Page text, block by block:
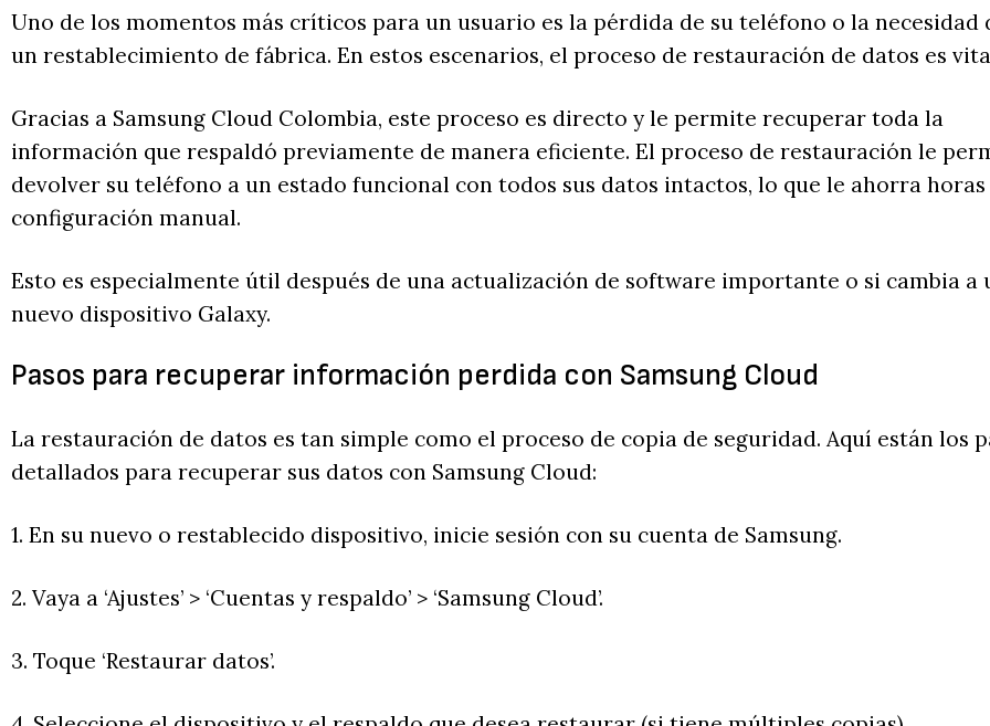
Uno de los momentos más críticos para un usuario es la pérdida de su teléfono o la necesidad
un restablecimiento de fábrica. En estos escenarios, el proceso de restauración de datos es
Gracias a Samsung Cloud Colombia, este proceso es directo y le permite recuperar toda la
información que respaldó previamente de manera eficiente. El proceso de restauración le
devolver su teléfono a un estado funcional con todos sus datos intactos, lo que le ahorra horas
configuración manual.
Esto es especialmente útil después de una actualización de software importante o si cambia a
nuevo dispositivo Galaxy.
Pasos para recuperar información perdida con Samsung Cloud
La restauración de datos es tan simple como el proceso de copia de seguridad. Aquí están los
detallados para recuperar sus datos con Samsung Cloud:
1. En su nuevo o restablecido dispositivo, inicie sesión con su cuenta de Samsung.
2. Vaya a ‘Ajustes’ > ‘Cuentas y respaldo’ > ‘Samsung Cloud’.
3. Toque ‘Restaurar datos’.